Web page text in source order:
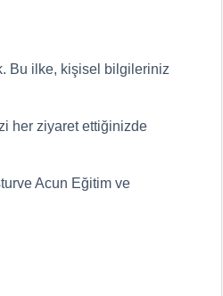
Bu ilke, kişisel bilgileriniz
her ziyaret ettiğinizde
Acun Eğitim ve